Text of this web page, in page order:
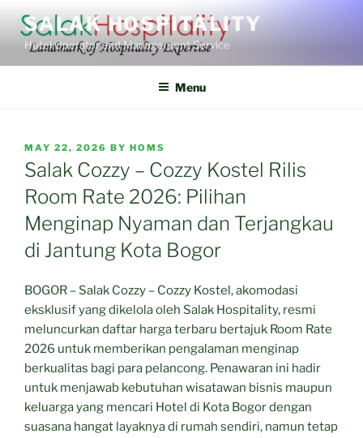
content
SALAK HOSPITALITY
Hotel Operator and Management Service
Menu
POSTED
ON
MAY 22, 2026 BY HOMS
Salak Cozzy – Cozzy Kostel Rilis
Room Rate 2026: Pilihan
Menginap Nyaman dan Terjangkau
di Jantung Kota Bogor
BOGOR – Salak Cozzy – Cozzy Kostel, akomodasi
eksklusif yang dikelola oleh Salak Hospitality, resmi
meluncurkan daftar harga terbaru bertajuk Room Rate
2026 untuk memberikan pengalaman menginap
berkualitas bagi para pelancong. Penawaran ini hadir
untuk menjawab kebutuhan wisatawan bisnis maupun
keluarga yang mencari Hotel di Kota Bogor dengan
suasana hangat layaknya di rumah sendiri, namun tetap